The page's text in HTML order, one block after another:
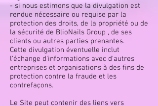
- si nous estimons que la divulgation est
rendue nécessaire ou requise par la
protection des droits, de la propriété ou de
la sécurité de BlioNails Group , de ses
clients ou autres parties prenantes.
Cette divulgation éventuelle inclut
l'échange d'informations avec d'autres
entreprises et organisations à des fins de
protection contre la fraude et les
contrefaçons.
Le Site peut contenir des liens vers